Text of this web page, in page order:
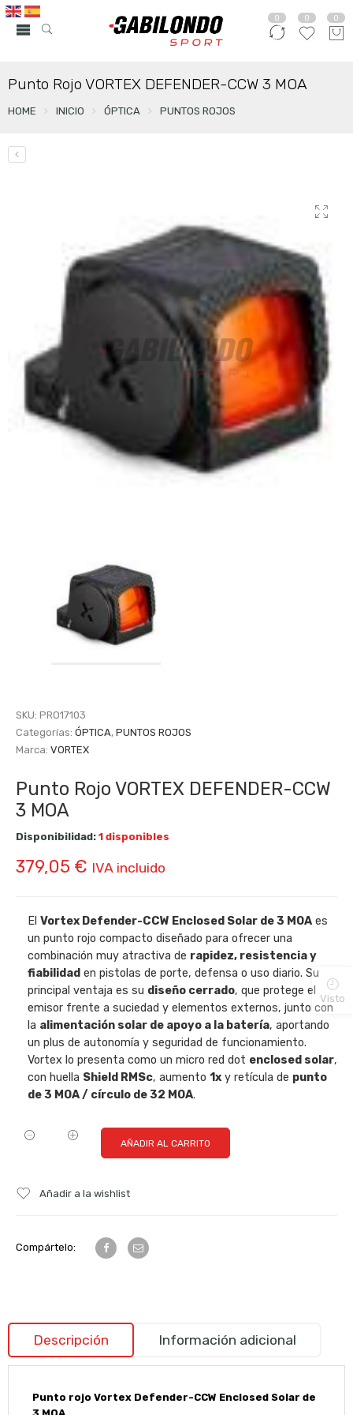
0 0 0
Punto Rojo VORTEX DEFENDER-CCW 3 MOA
HOME INICIO ÓPTICA PUNTOS ROJOS
SKU: PRO17103
Categorías: ÓPTICA, PUNTOS ROJOS
Marca: VORTEX
Punto Rojo VORTEX DEFENDER-CCW
3 MOA
Disponibilidad: 1 disponibles
379,05 € IVA incluido
El Vortex Defender-CCW Enclosed Solar de 3 MOA es
un punto rojo compacto diseñado para ofrecer una
combinación muy atractiva de rapidez, resistencia y
fiabilidad en pistolas de porte, defensa o uso diario. Su
principal ventaja es su diseño cerrado, que protege el
emisor frente a suciedad y elementos externos, junto con
la alimentación solar de apoyo a la batería, aportando
un plus de autonomía y seguridad de funcionamiento.
Vortex lo presenta como un micro red dot enclosed solar,
con huella Shield RMSc, aumento 1x y retícula de punto
de 3 MOA / círculo de 32 MOA.
AÑADIR AL CARRITO
Añadir a la wishlist
Compártelo:
Descripción Información adicional
Punto rojo Vortex Defender-CCW Enclosed Solar de
Visto